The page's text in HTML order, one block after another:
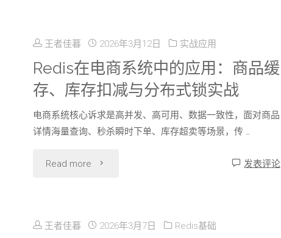
结
合：
实
向
王者佳暮 2026年3月12日 实战应用
Redis在电商系统中的应用：商品缓
存、库存扣减与分布式锁实战
电商系统核心诉求是高并发、高可用、数据一致性，面对商品
详情海量查询、秒杀瞬时下单、库存超卖等场景，传 …
Read more "Redis 发表评论
王者佳暮 2026年3月7日 Redis基础